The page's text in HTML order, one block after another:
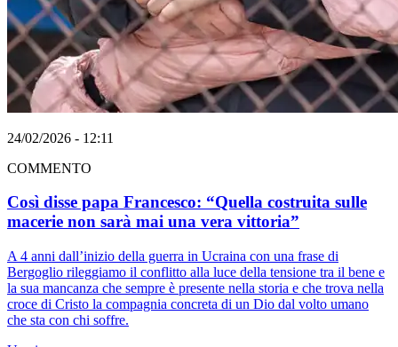
24/02/2026 - 12:11
COMMENTO
Così disse papa Francesco: “Quella costruita sulle
macerie non sarà mai una vera vittoria”
A 4 anni dall’inizio della guerra in Ucraina con una frase di
Bergoglio rileggiamo il conflitto alla luce della tensione tra il bene e
la sua mancanza che sempre è presente nella storia e che trova nella
croce di Cristo la compagnia concreta di un Dio dal volto umano
che sta con chi soffre.